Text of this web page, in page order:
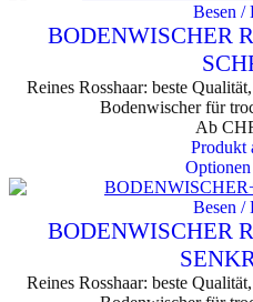
Besen /
BODENWISCHER
Reines Rosshaar: beste
Bodenwischer für
Ab
Produkt
Optionen
Besen /
BODENWISCHER
Reines Rosshaar: beste